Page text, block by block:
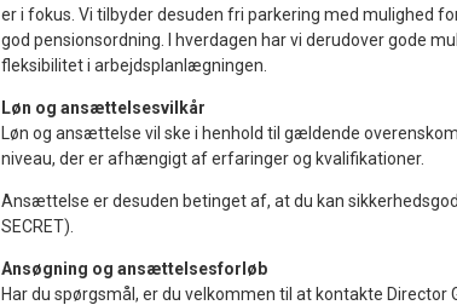
er i fokus. Vi tilbyder desuden fri parkering med mulighed
god pensionsordning. I hverdagen har vi derudover gode
fleksibilitet i arbejdsplanlægningen.
Løn og ansættelsesvilkår
Løn og ansættelse vil ske i henhold til gældende
niveau, der er afhængigt af erfaringer og kvalifikationer.
Ansættelse er desuden betinget af, at du kan
SECRET).
Ansøgning og ansættelsesforløb
Har du spørgsmål, er du velkommen til at kontakte Director